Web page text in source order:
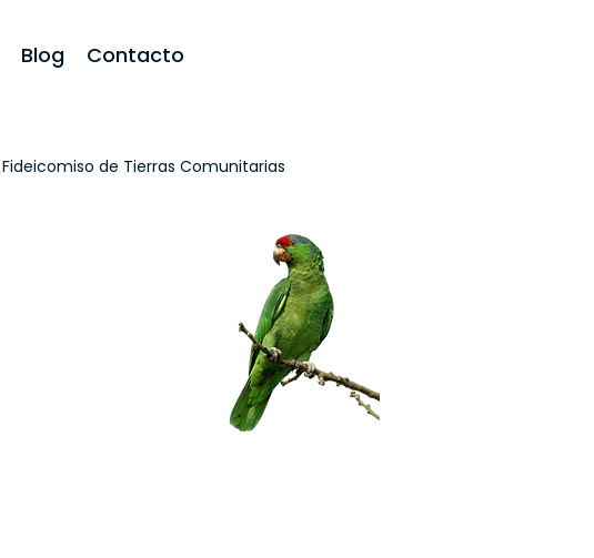
Blog Contacto
Fideicomiso de Tierras Comunitarias